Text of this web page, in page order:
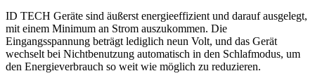
ID TECH Geräte sind äußerst energieeffizient und darauf ausgelegt,
mit einem Minimum an Strom auszukommen. Die
Eingangsspannung beträgt lediglich neun Volt, und das Gerät
wechselt bei Nichtbenutzung automatisch in den Schlafmodus, um
den Energieverbrauch so weit wie möglich zu reduzieren.